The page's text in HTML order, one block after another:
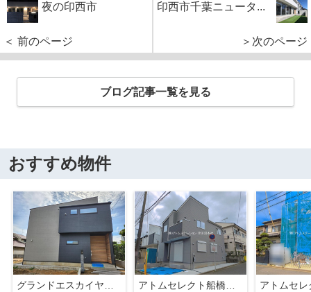
夜の印西市
＜ 前のページ
印西市千葉ニュータ...
＞次のページ
ブログ記事一覧を見る
おすすめ物件
グランドエスカイヤー二宮１丁目 ３号地
アトムセレクト船橋市八木が谷109 2棟 1号棟